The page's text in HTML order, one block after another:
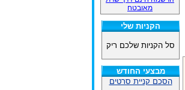
מאובטח
הקניות שלי
סל הקניות שלכם ריק
מבצעי החודש
הסכם קניית סרטים